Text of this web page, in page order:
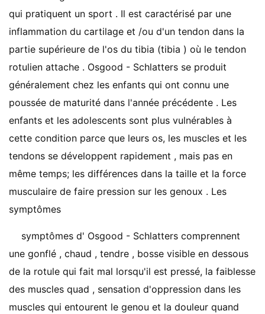
qui pratiquent un sport . Il est caractérisé par une
inflammation du cartilage et /ou d'un tendon dans la
partie supérieure de l'os du tibia (tibia ) où le tendon
rotulien attache . Osgood - Schlatters se produit
généralement chez les enfants qui ont connu une
poussée de maturité dans l'année précédente . Les
enfants et les adolescents sont plus vulnérables à
cette condition parce que leurs os, les muscles et les
tendons se développent rapidement , mais pas en
même temps; les différences dans la taille et la force
musculaire de faire pression sur les genoux . Les
symptômes
symptômes d' Osgood - Schlatters comprennent
une gonflé , chaud , tendre , bosse visible en dessous
de la rotule qui fait mal lorsqu'il est pressé, la faiblesse
des muscles quad , sensation d'oppression dans les
muscles qui entourent le genou et la douleur quand